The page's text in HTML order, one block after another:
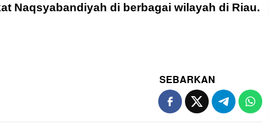
Naqsyabandiyah di berbagai wilayah di Riau.
SEBARKAN